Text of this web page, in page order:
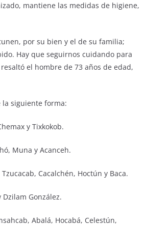
mantiene las medidas de higiene,
por su bien y el de su familia;
Hay que seguirnos cuidando para
el hombre de 73 años de edad,
la siguiente forma:
y Tixkokob.
Muna y Acanceh.
Cacalchén, Hoctún y Baca.
González.
Abalá, Hocabá, Celestún,